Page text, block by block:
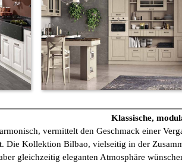
Klassische,
vermittelt den Geschmack einer
Die Kollektion Bilbao, vielseitig in der
gleichzeitig eleganten Atmosphäre